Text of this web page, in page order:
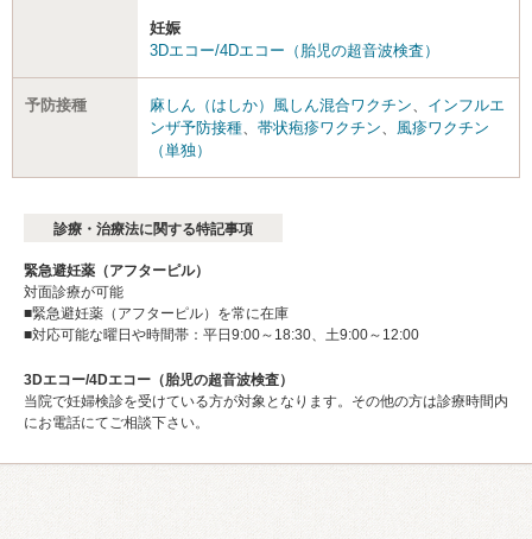
妊娠
3Dエコー/4Dエコー（胎児の超音波検査）
予防接種 麻しん（はしか）風しん混合ワクチン
インフルエ
ンザ予防接種
帯状疱疹ワクチン
風疹ワクチン
（単独）
診療・治療法に関する特記事項
緊急避妊薬（アフターピル）
対面診療が可能
■緊急避妊薬（アフターピル）を常に在庫
■対応可能な曜日や時間帯：平日9:00～18:30、土9:00～12:00
3Dエコー/4Dエコー（胎児の超音波検査）
当院で妊婦検診を受けている方が対象となります。その他の方は診療時間内
にお電話にてご相談下さい。